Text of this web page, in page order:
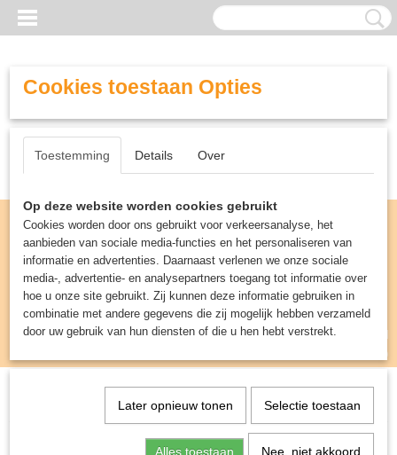
Inloggen Registreren
UW WINKELWAGEN
(0)
Miniature Gaming>Blood Bowl: Treeman
Cookies toestaan Opties
Toestemming Details Over
Op deze website worden cookies gebruikt
Cookies worden door ons gebruikt voor verkeersanalyse, het
aanbieden van sociale media-functies en het personaliseren van
informatie en advertenties. Daarnaast verlenen we onze sociale
media-, advertentie- en analysepartners toegang tot informatie over
hoe u onze site gebruikt. Zij kunnen deze informatie gebruiken in
combinatie met andere gegevens die zij mogelijk hebben verzameld
door uw gebruik van hun diensten of die u hen hebt verstrekt.
Later opnieuw tonen Selectie toestaan
Alles toestaan Nee, niet akkoord